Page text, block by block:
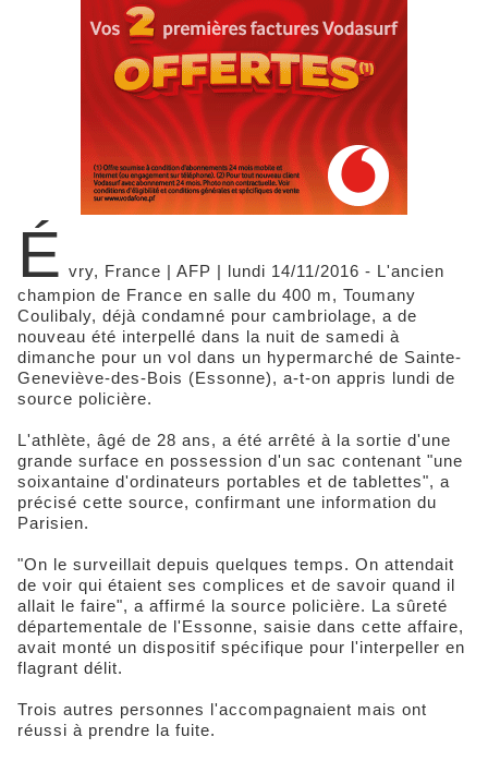
É vry, France | AFP | lundi 14/11/2016 - L'ancien
champion de France en salle du 400 m, Toumany
Coulibaly, déjà condamné pour cambriolage, a de
nouveau été interpellé dans la nuit de samedi à
dimanche pour un vol dans un hypermarché de Sainte-
Geneviève-des-Bois (Essonne), a-t-on appris lundi de
source policière.
L'athlète, âgé de 28 ans, a été arrêté à la sortie d'une
grande surface en possession d'un sac contenant "une
soixantaine d'ordinateurs portables et de tablettes", a
précisé cette source, confirmant une information du
Parisien.
"On le surveillait depuis quelques temps. On attendait
de voir qui étaient ses complices et de savoir quand il
allait le faire", a affirmé la source policière. La sûreté
départementale de l'Essonne, saisie dans cette affaire,
avait monté un dispositif spécifique pour l'interpeller en
flagrant délit.
Trois autres personnes l'accompagnaient mais ont
réussi à prendre la fuite.